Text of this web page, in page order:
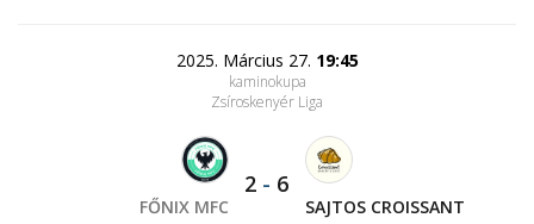
2025. Március 27. 19:45
kaminokupa
Zsíroskenyér Liga
FŐNIX MFC
2 - 6
SAJTOS CROISSANT